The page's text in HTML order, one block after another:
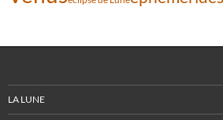
LA LUNE